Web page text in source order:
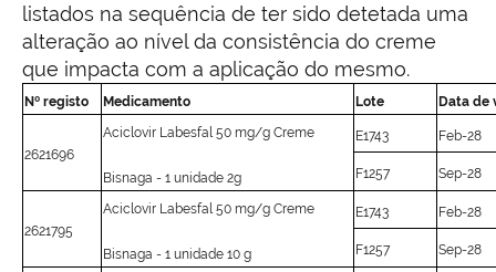
listados na sequência de ter sido detetada uma
alteração ao nível da consistência do creme
que impacta com a aplicação do mesmo.
Nº registo Medicamento Lote Data de
2621696
Aciclovir Labesfal 50 mg/g Creme
Bisnaga - 1 unidade 2g
E1743 Feb-28
F1257 Sep-28
2621795
Aciclovir Labesfal 50 mg/g Creme
Bisnaga - 1 unidade 10 g
E1743 Feb-28
F1257 Sep-28